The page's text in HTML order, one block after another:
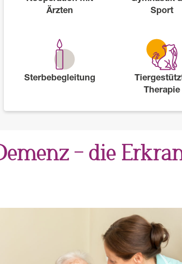
Ärzten
Sport
Sterbebegleitung
Therapie
– die